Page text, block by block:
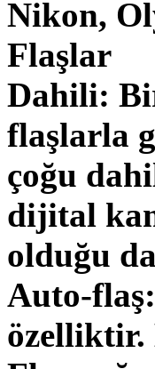
Nikon,
Flaşlar
Dahili:
flaşlarla
çoğu
dijital
olduğu
Auto-
özelliktir.